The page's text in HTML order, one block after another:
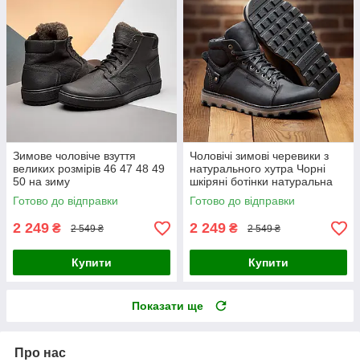
Зимове чоловіче взуття
великих розмірів 46 47 48 49
50 на зиму
Готово до відправки
2 249 ₴ 2 549 ₴
Купити
Чоловічі зимові черевики з
натурального хутра Чорні
шкіряні ботінки натуральна
шкіра *114 чр* real
Готово до відправки
2 249 ₴ 2 549 ₴
Купити
Показати ще
Про нас